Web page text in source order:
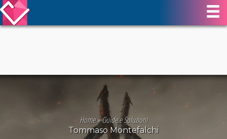
Home»Guide e Soluzioni
Tommaso Montefalchi